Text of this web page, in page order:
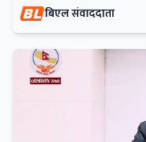
बिएल संवाददाता